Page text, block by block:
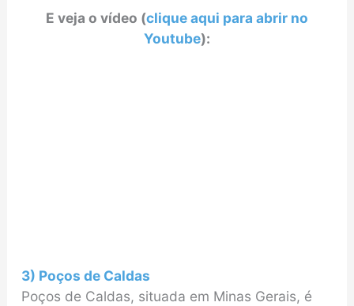
E veja o vídeo (clique aqui para abrir no
Youtube):
3) Poços de Caldas
Poços de Caldas, situada em Minas Gerais, é